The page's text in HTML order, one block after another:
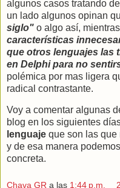
algunos casos tratando
un lado algunos opinan
siglo" o algo así,
características
que otros lenguajes las
en Delphi para no
polémica por mas ligera
radical contrastante.
Voy a comentar algunas
blog en los siguientes
lenguaje que son las que
y de esa manera
concreta.
Chava GR a las 1:44 p.m.